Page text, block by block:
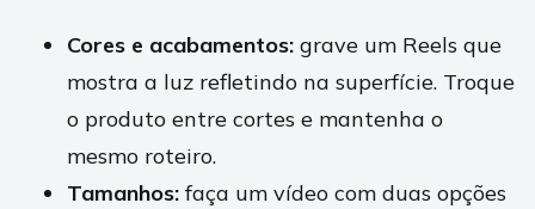
Cores e acabamentos: grave um Reels que
mostra a luz refletindo na superfície. Troque
o produto entre cortes e mantenha o
mesmo roteiro.
Tamanhos: faça um vídeo com duas opções